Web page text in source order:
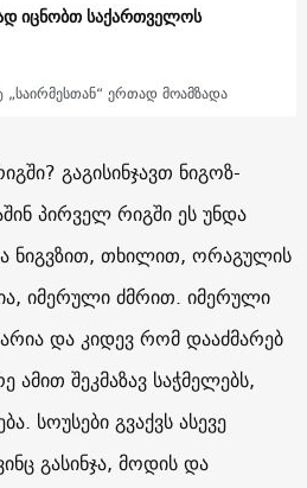
იცნობთ საქართველოს
ერთად მოამზადა
გაგისინჯავთ ნიგოზ-
პირველ რიგში ეს უნდა
ნიგვზით, თხილით, ორაგულის
იმერული ძმრით. იმერული
და კიდევ რომ დააძმარებ
ამით შეკმაზავ საჭმელებს,
სოუსები გვაქვს ასევე
გასინჯა, მოდის და